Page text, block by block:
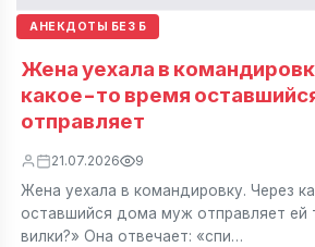
АНЕКДОТЫ БЕЗ Б
Жена уехала в
какое-то время
отправляет
21.07.2026 9
Жена уехала в командировку. Через
оставшийся дома муж отправляет ей
вилки?» Она отвечает: «спи…